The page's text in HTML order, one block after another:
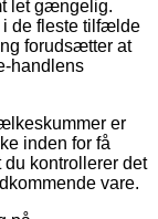
let gængelig.
i de fleste tilfælde
forudsætter at
handlens
er
inden for få
kontrollerer det
vare.